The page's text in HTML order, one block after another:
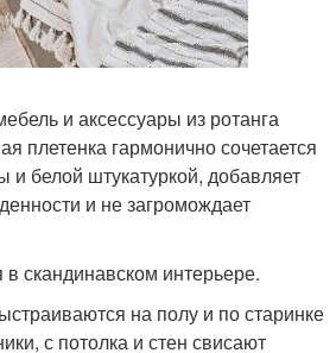
и аксессуары из ротанга
плетенка гармонично сочетается
белой штукатуркой, добавляет
и не загромождает
скандинавском интерьере.
на полу и по старинке
с потолка и стен свисают